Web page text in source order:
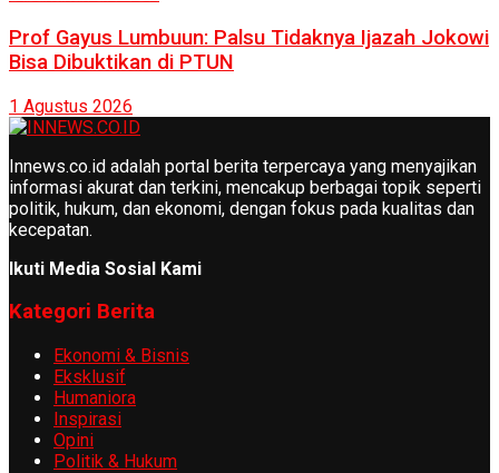
Prof Gayus Lumbuun: Palsu Tidaknya Ijazah Jokowi
Bisa Dibuktikan di PTUN
1 Agustus 2026
Innews.co.id adalah portal berita terpercaya yang menyajikan
informasi akurat dan terkini, mencakup berbagai topik seperti
politik, hukum, dan ekonomi, dengan fokus pada kualitas dan
kecepatan.
Ikuti Media Sosial Kami
Kategori Berita
Ekonomi & Bisnis
Eksklusif
Humaniora
Inspirasi
Opini
Politik & Hukum